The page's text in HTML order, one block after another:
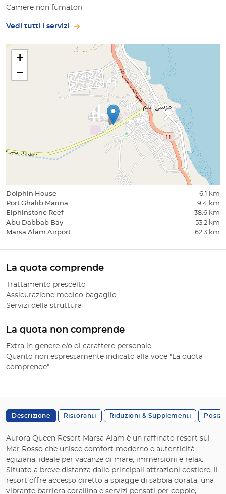
Camere non fumatori
Vedi tutti i servizi
+
−
Dolphin House
6.1 km
Port Ghalib Marina
9.4 km
Elphinstone Reef
38.6 km
Abu Dabbab Bay
53.2 km
Marsa Alam Airport
62.3 km
La quota comprende
Trattamento prescelto
Assicurazione medico bagaglio
Servizi della struttura
La quota non comprende
Extra in genere e/o di carattere personale
Quanto non espressamente indicato alla voce "La quota
comprende"
Descrizione Ristoranti Riduzioni & Supplementi
Aurora Queen Resort Marsa Alam è un raffinato resort sul
Mar Rosso che unisce comfort moderno e autenticità
egiziana, ideale per vacanze di mare, immersioni e relax.
Situato a breve distanza dalle principali attrazioni costiere, il
resort offre accesso diretto a spiagge di sabbia dorata, una
vibrante barriera corallina e servizi pensati per coppie,